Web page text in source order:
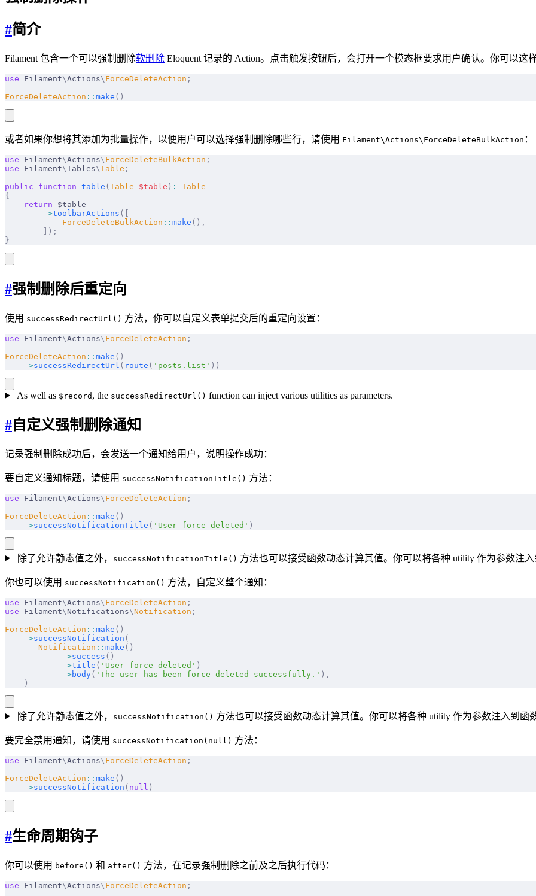
#简介
Filament 包含一个可以强制删除软删除 Eloquent 记录的 Action。点击触发按钮后，会打开一个模态框要求用户确认。你可以这
use Filament\Actions\ ForceDeleteAction ;
ForceDeleteAction :: make ()
或者如果你想将其添加为批量操作，以便用户可以选择强制删除哪些行，请使用 Filament\Actions\ForceDeleteBulkAction ：
use Filament\Actions\ ForceDeleteBulkAction ;
use Filament\Tables\Table ;
public function table ( Table $table ) :
Table
{
    return
$table
        ->
toolbarActions ([
            ForceDeleteBulkAction
:: make (),
        ]);
}
#强制删除后重定向
使用 successRedirectUrl() 方法，你可以自定义表单提交后的重定向设置：
use Filament\Actions\ ForceDeleteAction ;
ForceDeleteAction :: make ()
    ->
successRedirectUrl ( route ( 'posts.list' ))
As well as $record , the successRedirectUrl() function can inject various utilities as parameters.
# 自定义强制删除通知
记录强制删除成功后，会发送一个通知给用户，说明操作成功：
要自定义通知标题，请使用 successNotificationTitle() 方法：
use Filament\Actions\ ForceDeleteAction ;
ForceDeleteAction :: make ()
    ->
successNotificationTitle ( 'User force-deleted' )
除了允许静态值之外， successNotificationTitle() 方法也可以接受函数动态计算其值。你可以将各种 utility 作为参数注
你也可以使用 successNotification() 方法，自定义整个通知：
use Filament\Actions\ ForceDeleteAction ;
use Filament\ Notifications\Notification ;
ForceDeleteAction :: make ()
    ->
successNotification (
       Notification
:: make ()
            ->
success ()
            ->
title ( 'User force-deleted' )
            ->
body( 'The user has been force-deleted successfully.' ),
    )
除了允许静态值之外， successNotification() 方法也可以接受函数动态计算其值。你可以将各种 utility 作为参数注入到函
要完全禁用通知，请使用 successNotification(null) 方法：
use Filament\Actions\ ForceDeleteAction ;
ForceDeleteAction :: make ()
    ->
successNotification ( null )
#生命周期钩子
你可以使用 before() 和 after() 方法，在记录强制删除之前及之后执行代码：
use Filament\Actions\ ForceDeleteAction ;